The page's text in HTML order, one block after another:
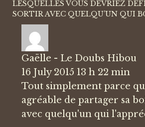
LESQUELLES VOUS DEVRIEZ
SORTIR AVEC QUELQU’UN QUI
Gaëlle - Le Doubs Hibou
16 July 2015 13 h 22 min
Tout simplement parce
agréable de partager sa
avec quelqu'un qui